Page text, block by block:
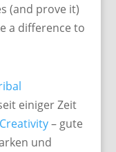
(and prove it)
a difference to
einiger Zeit
– gute
und